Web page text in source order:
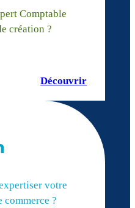
Comptable
création ?
Découvrir
votre
commerce ?